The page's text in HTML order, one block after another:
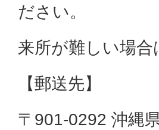
ださい。
来所が難しい場
【郵送先】
〒901-0292 沖縄